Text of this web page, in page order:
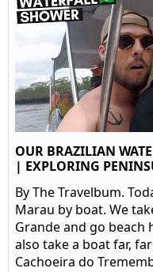
OUR BRAZILIAN
| EXPLORING
By The Travelbum.
Marau by boat. We
Grande and go beach
also take a boat far,
Cachoeira do